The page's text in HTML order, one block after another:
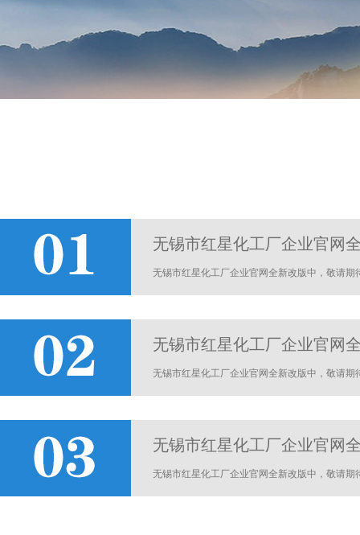
无锡市红星化工厂企业官网
无锡市红星化工厂企业官网全新改版中，敬请期
无锡市红星化工厂企业官网
无锡市红星化工厂企业官网全新改版中，敬请期
无锡市红星化工厂企业官网
无锡市红星化工厂企业官网全新改版中，敬请期